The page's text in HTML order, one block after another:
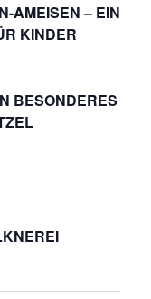
– EIN T
KINDER
BESONDERES